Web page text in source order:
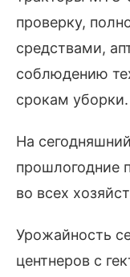
проверку,
средствами,
соблюдению
срокам уборки.
На
прошлогодние
во всех
Урожайность
центнеров с